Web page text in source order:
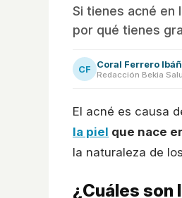
Si tienes acné en
por qué tienes
CF Coral Ferrero
Redacción Bekia
El acné es causa
la piel que nace
la naturaleza de
¿Cuáles son